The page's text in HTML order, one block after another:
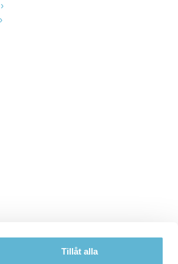
Tillåt alla